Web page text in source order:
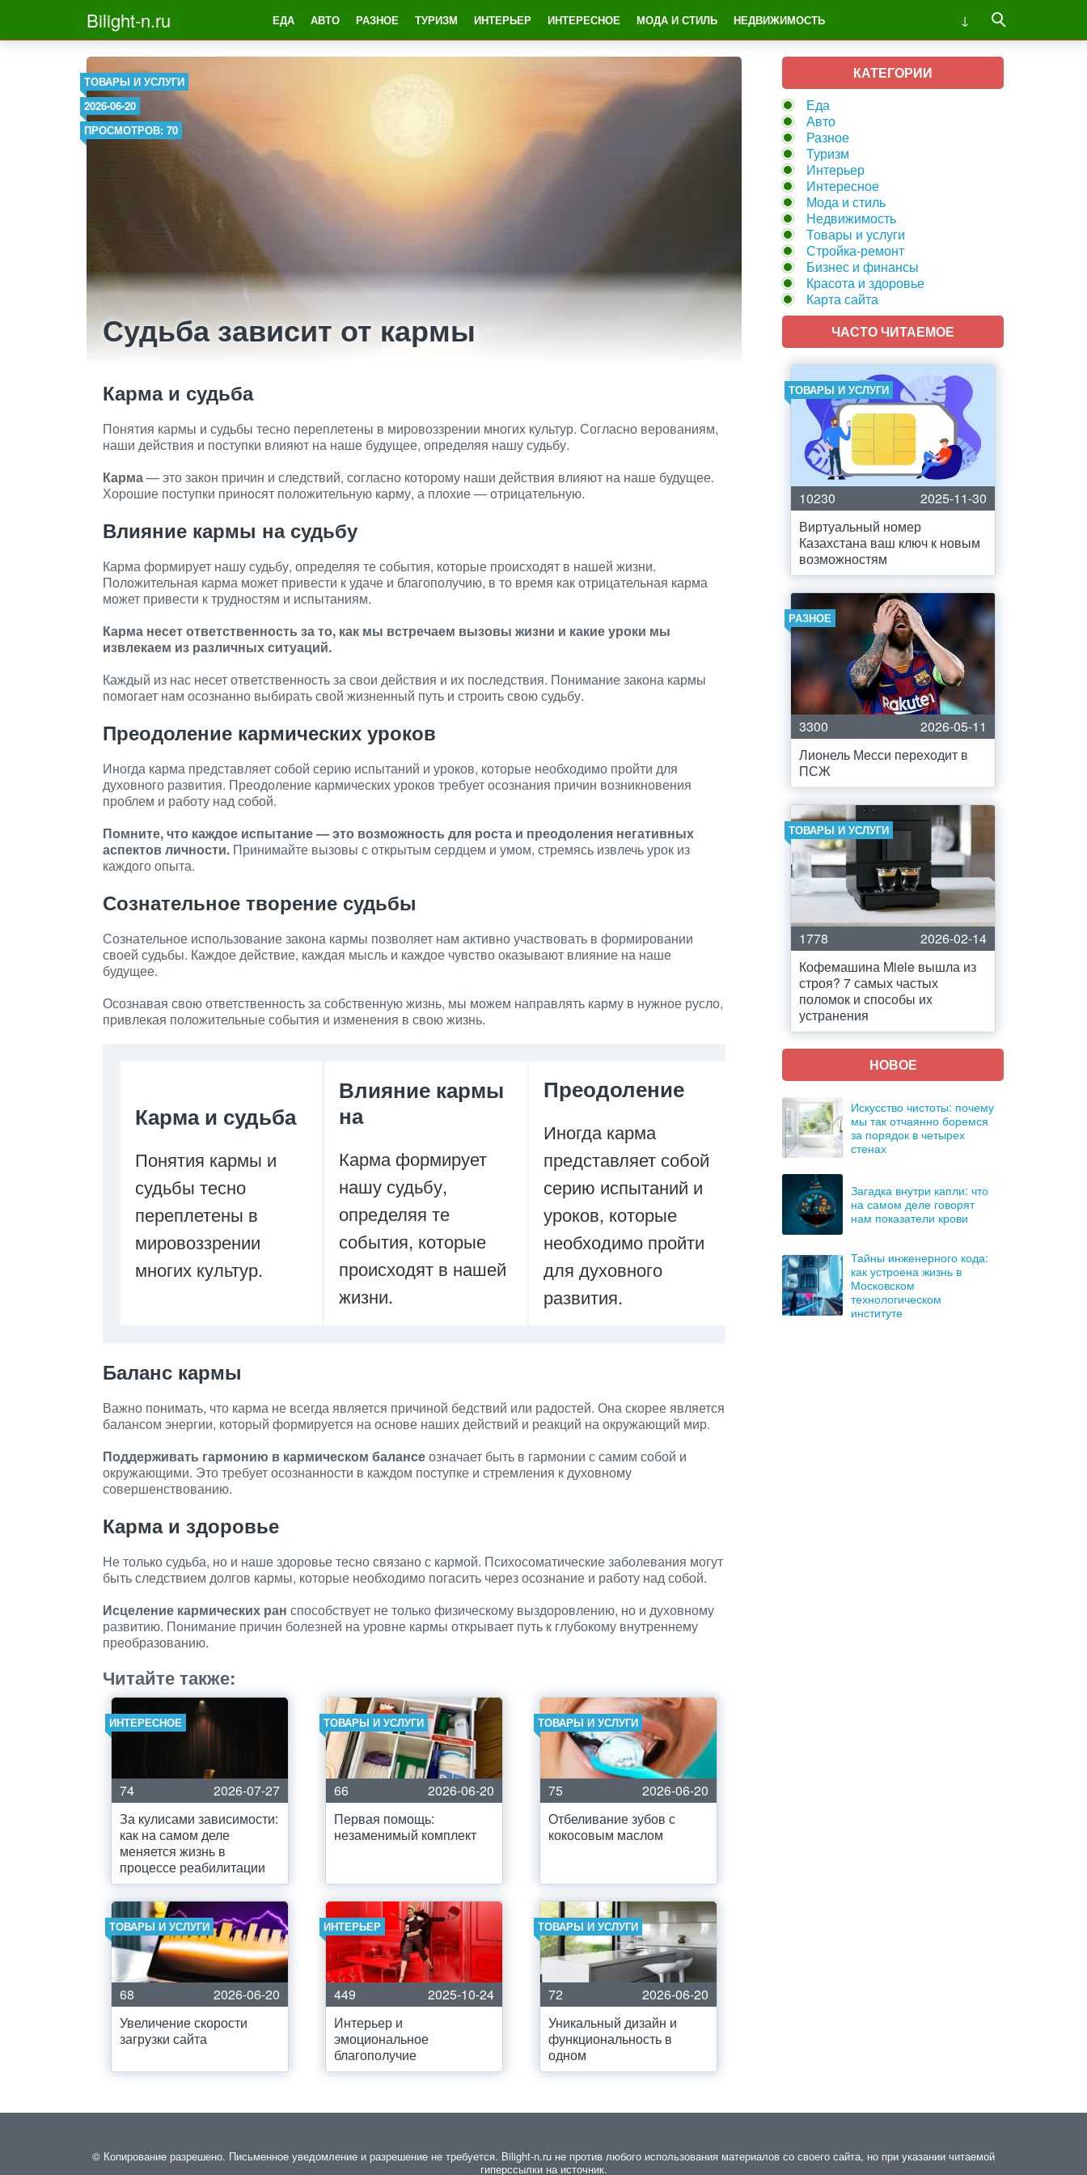
Bilight-n.ru ЕДА АВТО РАЗНОЕ ТУРИЗМ ИНТЕРЬЕР ИНТЕРЕСНОЕ МОДА И СТИЛЬ НЕДВИЖИМОСТЬ
ТОВАРЫ И УСЛУГИ
2026-06-20
ПРОСМОТРОВ: 70
Судьба зависит от кармы
Карма и судьба
Понятия кармы и судьбы тесно переплетены в мировоззрении многих культур. Согласно верованиям,
наши действия и поступки влияют на наше будущее, определяя нашу судьбу.
Карма— это закон причин и следствий, согласно которому наши действия влияют на наше будущее.
Хорошие поступки приносят положительную карму, а плохие — отрицательную.
Влияние кармы на судьбу
Карма формирует нашу судьбу, определяя те события, которые происходят в нашей жизни.
Положительная карма может привести к удаче и благополучию, в то время как отрицательная карма
может привести к трудностям и испытаниям.
Карма несет ответственность за то, как мы встречаем вызовы жизни и какие уроки мы
извлекаем из различных ситуаций.
Каждый из нас несет ответственность за свои действия и их последствия. Понимание закона кармы
помогает нам осознанно выбирать свой жизненный путь и строить свою судьбу.
Преодоление кармических уроков
Иногда карма представляет собой серию испытаний и уроков, которые необходимо пройти для
духовного развития. Преодоление кармических уроков требует осознания причин возникновения
проблем и работу над собой.
Помните, что каждое испытание — это возможность для роста и преодоления негативных
аспектов личности. Принимайте вызовы с открытым сердцем и умом, стремясь извлечь урок из
каждого опыта.
Сознательное творение судьбы
Сознательное использование закона кармы позволяет нам активно участвовать в формировании
своей судьбы. Каждое действие, каждая мысль и каждое чувство оказывают влияние на наше
будущее.
Осознавая свою ответственность за собственную жизнь, мы можем направлять карму в нужное русло,
привлекая положительные события и изменения в свою жизнь.
Карма и судьба
Понятия кармы и
судьбы тесно
переплетены в
мировоззрении
многих культур.
Влияние кармы
на
Карма формирует
нашу судьбу,
определяя те
события, которые
происходят в нашей
жизни.
Преодоление
Иногда карма
представляет собой
серию испытаний и
уроков, которые
необходимо пройти
для духовного
развития.
Баланс кармы
Важно понимать, что карма не всегда является причиной бедствий или радостей. Она скорее является
балансом энергии, который формируется на основе наших действий и реакций на окружающий мир.
Поддерживать гармонию в кармическом балансеозначает быть в гармонии с самим собой и
окружающими. Это требует осознанности в каждом поступке и стремления к духовному
совершенствованию.
Карма и здоровье
Не только судьба, но и наше здоровье тесно связано с кармой. Психосоматические заболевания могут
быть следствием долгов кармы, которые необходимо погасить через осознание и работу над собой.
Исцеление кармических ран способствует не только физическому выздоровлению, но и духовному
развитию. Понимание причин болезней на уровне кармы открывает путь к глубокому внутреннему
преобразованию.
Читайте также:
ИНТЕРЕСНОЕ
74
2026-07-27
За кулисами зависимости:
как на самом деле
меняется жизнь в
процессе реабилитации
ТОВАРЫ И УСЛУГИ
66
2026-06-20
Первая помощь:
незаменимый комплект
ТОВАРЫ И УСЛУГИ
75
2026-06-20
Отбеливание зубов с
кокосовым маслом
ТОВАРЫ И УСЛУГИ
68
2026-06-20
Увеличение скорости
загрузки сайта
ИНТЕРЬЕР
449
2025-10-24
Интерьер и
эмоциональное
благополучие
ТОВАРЫ И УСЛУГИ
72
2026-06-20
Уникальный дизайн и
функциональность в
одном
КАТЕГОРИИ
Еда
Авто
Разное
Туризм
Интерьер
Интересное
Мода и стиль
Недвижимость
Товары и услуги
Стройка-ремонт
Бизнес и финансы
Красота и здоровье
Карта сайта
ЧАСТО ЧИТАЕМОЕ
ТОВАРЫ И УСЛУГИ
10230
2025-11-30
Виртуальный номер
Казахстана ваш ключ к новым
возможностям
РАЗНОЕ
3300
2026-05-11
Лионель Месси переходит в
ПСЖ
ТОВАРЫ И УСЛУГИ
1778
2026-02-14
Кофемашина Miele вышла из
строя? 7 самых частых
поломок и способы их
устранения
НОВОЕ
Искусство чистоты: почему
мы так отчаянно боремся
за порядок в четырех
стенах
Загадка внутри капли: что
на самом деле говорят
нам показатели крови
Тайны инженерного кода:
как устроена жизнь в
Московском
технологическом
институте
© Копирование разрешено. Письменное уведомление и разрешение не требуется. Bilight-n.ru не против любого использования материалов со своего сайта, но при указании читаемой
гиперссылки на источник.